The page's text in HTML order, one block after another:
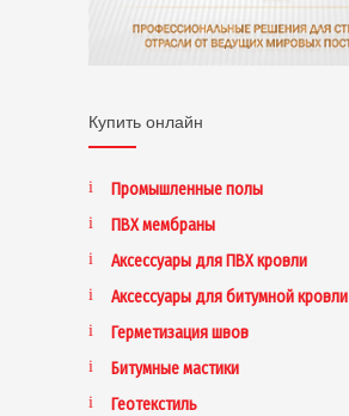
Купить онлайн
Промышленные полы
ПВХ мембраны
Аксессуары для ПВХ кровли
Аксессуары для битумной кровли
Герметизация швов
Битумные мастики
Геотекстиль